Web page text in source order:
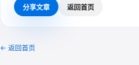
分享文章 返回首页
← 返回首页